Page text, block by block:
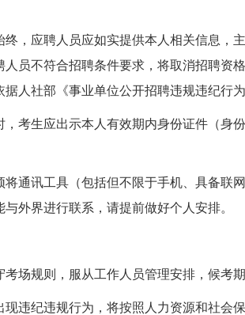
应聘人员应如实提供本人相关信息，主
员不符合招聘条件要求，将取消招聘
人社部《事业单位公开招聘违规违纪行
生应出示本人有效期内身份证件（身
讯工具（包括但不限于手机、具备联
外界进行联系，请提前做好个人安排。
规则，服从工作人员管理安排，候考期
纪违规行为，将按照人力资源和社会